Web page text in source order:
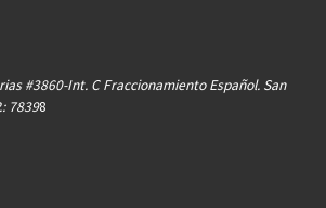
#3860-Int. C Fraccionamiento Español. San
78398